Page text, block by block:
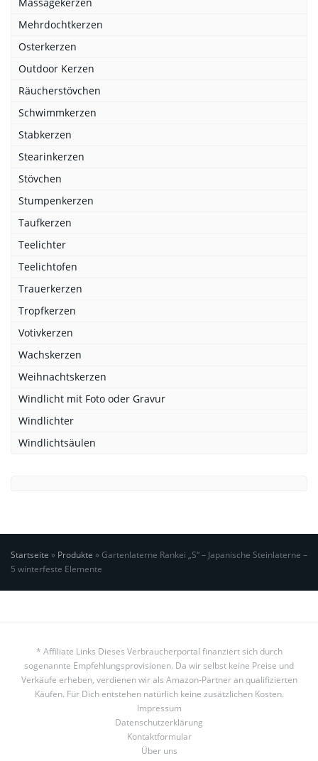
Mehrdochtkerzen
Osterkerzen
Outdoor Kerzen
Räucherstövchen
Schwimmkerzen
Stabkerzen
Stearinkerzen
Stövchen
Stumpenkerzen
Taufkerzen
Teelichter
Teelichtofen
Trauerkerzen
Tropfkerzen
Votivkerzen
Wachskerzen
Weihnachtskerzen
Windlicht mit Foto oder Gravur
Windlichter
Windlichtsäulen
Startseite » Produkte »Gartenlaterne Rankei „S“ – Japanische Steinlaterne –
5 winterfeste Elemente
* Affiliate Links Dieses Verbraucherportal finanziert sich durch
sogenannte Empfehlungsprovisionen. Da wir selbst keine Preise und
Verkäufe erheben, verdienen wir als Amazon-Partner an qualifizierten
Käufen. Für Dich entstehen natürlich keine zusätzlichen Kosten.
Impressum
Datenschutzerklärung
Kontaktformular
Über uns